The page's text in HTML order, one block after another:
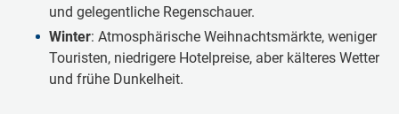
und gelegentliche Regenschauer.
Winter: Atmosphärische Weihnachtsmärkte, weniger
Touristen, niedrigere Hotelpreise, aber kälteres Wetter
und frühe Dunkelheit.